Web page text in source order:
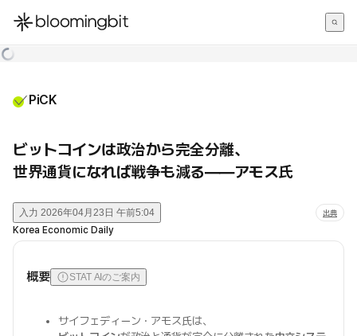
한국어
PiCK
ビットコインは政治から完全分離、
世界通貨になれば戦争も減る――アモス氏
入力 2026年04月23日 午前5:04 出典
Korea Economic Daily
概要 STAT AIのご案内
サイフェディーン・アモス氏は、